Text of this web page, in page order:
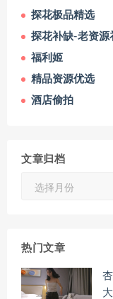
探花极品精选
探花补缺-老资源
福利姬
精品资源优选
酒店偷拍
文章归档
热门文章